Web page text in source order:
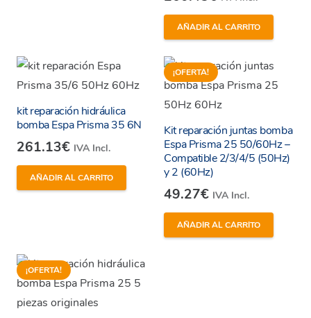
He leído y estoy de acuerdo con lostérminos y
condiciones y política de privacidad
490.97€
opciones
se
pueden
elegir
la
página
AÑADIR AL CARRITO
kit reparación hidráulica
bomba Espa Prisma 35 6N
261.13€ IVA Incl.
AÑADIR AL CARRITO
¡OFERTA!
Kit reparación juntas bomba
Espa Prisma 25 50/60Hz –
Compatible 2/3/4/5 (50Hz)
y 2 (60Hz)
49.27€ IVA Incl.
AÑADIR AL CARRITO
¡OFERTA!